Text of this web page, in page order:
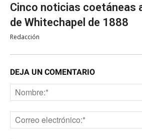
Cinco noticias coetáneas
de Whitechapel de 1888
Redacción
DEJA UN COMENTARIO